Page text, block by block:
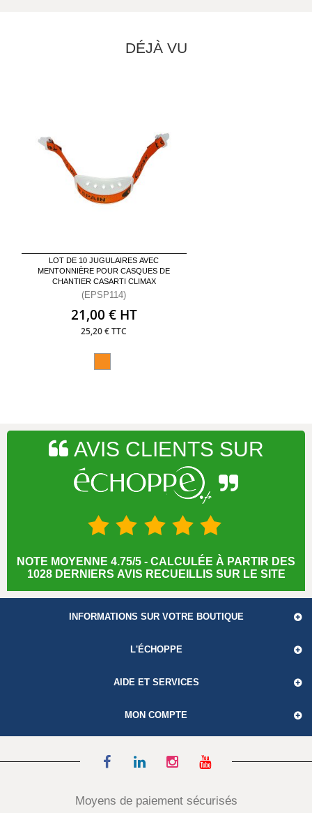
DÉJÀ VU
LOT DE 10 JUGULAIRES AVEC
MENTONNIÈRE POUR CASQUES DE
CHANTIER CASARTI CLIMAX
(EPSP114)
21,00 € HT
25,20 € TTC
NOTE MOYENNE 4.75/5 - CALCULÉE À PARTIR DES
1028 DERNIERS AVIS RECUEILLIS SUR LE SITE
INFORMATIONS SUR VOTRE BOUTIQUE
L'ÉCHOPPE
AIDE ET SERVICES
MON COMPTE
Moyens de paiement sécurisés